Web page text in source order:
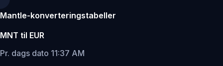
Mantle-konverteringstabeller
MNT til EUR
Pr. dags dato 11:37 AM